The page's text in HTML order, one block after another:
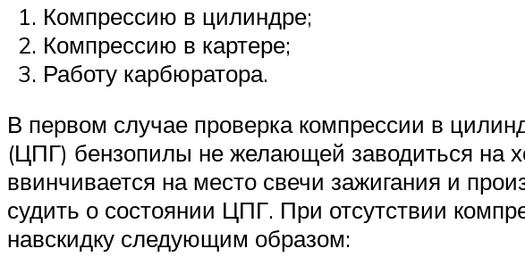
Компрессию в цилиндре;
Компрессию в картере;
Работу карбюратора.
В первом случае проверка компрессии в
(ЦПГ) бензопилы не желающей заводиться на
ввинчивается на место свечи зажигания и
судить о состоянии ЦПГ. При отсутствии
навскидку следующим образом: